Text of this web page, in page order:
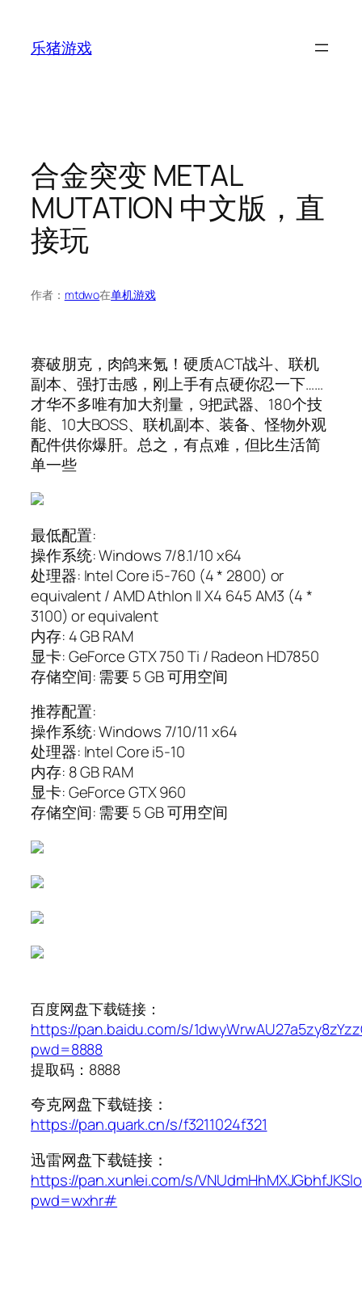
乐猪游戏
合金突变 METAL
MUTATION 中文版，直
接玩
作者： mtdwo在单机游戏
赛破朋克，肉鸽来氪！硬质ACT战斗、联机
副本、强打击感，刚上手有点硬你忍一下……
才华不多唯有加大剂量，9把武器、180个技
能、10大BOSS、联机副本、装备、怪物外观
配件供你爆肝。总之，有点难，但比生活简
单一些
最低配置:
操作系统: Windows 7/8.1/10 x64
处理器: Intel Core i5-760 (4 * 2800) or
equivalent / AMD Athlon II X4 645 AM3 (4 *
3100) or equivalent
内存: 4 GB RAM
显卡: GeForce GTX 750 Ti / Radeon HD7850
存储空间: 需要 5 GB 可用空间
推荐配置:
操作系统: Windows 7/10/11 x64
处理器: Intel Core i5-10
内存: 8 GB RAM
显卡: GeForce GTX 960
存储空间: 需要 5 GB 可用空间
百度网盘下载链接：
https://pan.baidu.com/s/
pwd=8888
提取码：8888
夸克网盘下载链接：
https://pan.quark.cn/s/f3211024f321
迅雷网盘下载链接：
https://pan.xunlei.com/s/
pwd=wxhr#